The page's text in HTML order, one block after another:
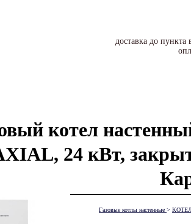
доставка до
котел
24 кВт,
Газовые котлы настенные >